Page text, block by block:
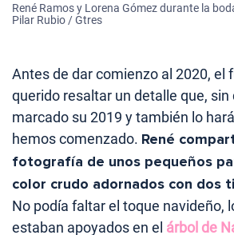
René Ramos y Lorena Gómez durante la
Pilar Rubio / Gtres
Antes de dar comienzo al 2020, el
querido resaltar un detalle que, sin
marcado su 2019 y también lo
hemos comenzado. René
fotografía de unos pequeños
color crudo adornados con dos
No podía faltar el toque navideño,
estaban apoyados en el árbol de